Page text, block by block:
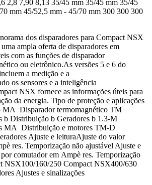
2,8 7,90 8,13 35/45 mm 35/45 mm 35/45
mm 45/52,5 mm - 45/70 mm 300 300 300
dos disparadores para Compact NSX
ampla oferta de disparadores em
com as funções de disparador
ou eletrônico.As versões 5 e 6 do
a medição e a
os sensores e a inteligência
NSX fornece as informações úteis para
da energia. Tipo de proteção e aplicações
MA Disparador termomagnético TM
b Distribuição b Geradores b 1.3-M
MA Distribuição e motores TM-D
Ajuste e leituraAjuste do valor
res. Temporização não ajustável Ajuste e
comutador em Ampè res. Temporização
NSX100/160/250 Compact NSX400/630
Ajustes e sinalizações